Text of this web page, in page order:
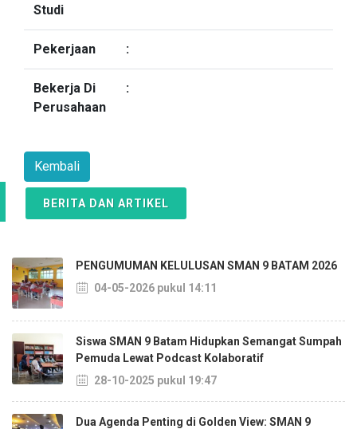
Studi
Pekerjaan :
Bekerja Di
Perusahaan
:
Kembali
BERITA DAN ARTIKEL
PENGUMUMAN KELULUSAN SMAN 9 BATAM 2026
04-05-2026 pukul 14:11
Siswa SMAN 9 Batam Hidupkan Semangat Sumpah
Pemuda Lewat Podcast Kolaboratif
28-10-2025 pukul 19:47
Dua Agenda Penting di Golden View: SMAN 9